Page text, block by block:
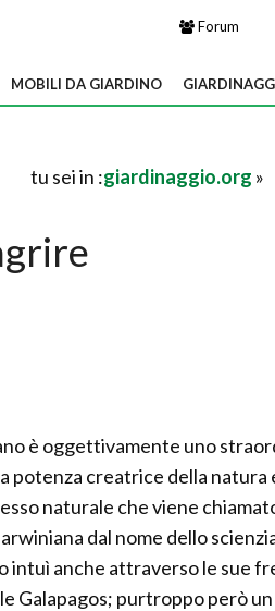
Forum
MOBILI DA GIARDINO
tu sei in :giardinaggio.org »
è oggettivamente uno
potenza creatrice della natura
naturale che viene
dal nome dello
intuì anche attraverso le sue
Galapagos; purtroppo però